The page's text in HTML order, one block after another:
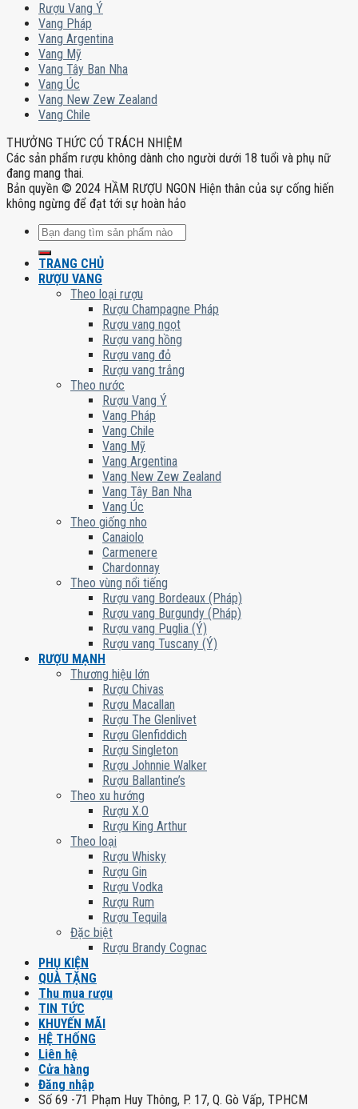
Rượu Vang Ý
Vang Pháp
Vang Argentina
Vang Mỹ
Vang Tây Ban Nha
Vang Úc
Vang New Zew Zealand
Vang Chile
THƯỞNG THỨC CÓ TRÁCH NHIỆM
Các sản phẩm rượu không dành cho người dưới 18 tuổi và phụ nữ
đang mang thai.
Bản quyền © 2024 HẦM RƯỢU NGON Hiện thân của sự cống hiến
không ngừng để đạt tới sự hoàn hảo
Tìm
TRANG CHỦ
RƯỢU VANG
Theo loại rượu
Rượu Champagne Pháp
Rượu vang ngọt
Rượu vang hồng
Rượu vang đỏ
Rượu vang trắng
Theo nước
Rượu Vang Ý
Vang Pháp
Vang Chile
Vang Mỹ
Vang Argentina
Vang New Zew Zealand
Vang Tây Ban Nha
Vang Úc
Theo giống nho
Canaiolo
Carmenere
Chardonnay
Theo vùng nổi tiếng
Rượu vang Bordeaux (Pháp)
Rượu vang Burgundy (Pháp)
Rượu vang Puglia (Ý)
Rượu vang Tuscany (Ý)
RƯỢU MẠNH
Thương hiệu lớn
Rượu Chivas
Rượu Macallan
Rượu The Glenlivet
Rượu Glenfiddich
Rượu Singleton
Rượu Johnnie Walker
Rượu Ballantine’s
Theo xu hướng
Rượu X.O
Rượu King Arthur
Theo loại
Rượu Whisky
Rượu Gin
Rượu Vodka
Rượu Rum
Rượu Tequila
Đặc biệt
Rượu Brandy Cognac
PHỤ KIỆN
QUÀ TẶNG
Thu mua rượu
TIN TỨC
KHUYẾN MÃI
HỆ THỐNG
Liên hệ
Cửa hàng
Đăng nhập
Số 69 -71 Phạm Huy Thông, P. 17, Q. Gò Vấp, TPHCM